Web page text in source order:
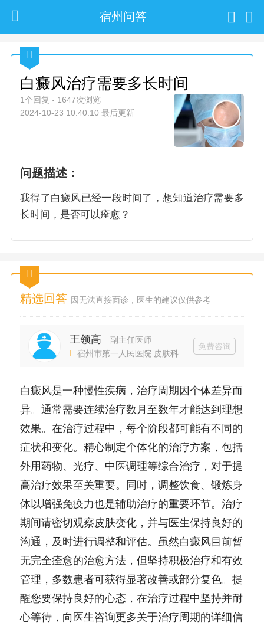
宿州问答
白癜风治疗需要多长时间
1个回复
1647次浏览
2024-10-23 10:40:10 最后更新
问题描述：
我得了白癜风已经一段时间了，想知道治疗需要多
长时间，是否可以痊愈？
精选回答 因无法直接面诊，医生的建议仅供参考
王领高
副主任医师
宿州市第一人民医院 皮肤科
免费咨询
白癜风是一种慢性疾病，治疗周期因个体差异而
异。通常需要连续治疗数月至数年才能达到理想
效果。在治疗过程中，每个阶段都可能有不同的
症状和变化。精心制定个体化的治疗方案，包括
外用药物、光疗、中医调理等综合治疗，对于提
高治疗效果至关重要。同时，调整饮食、锻炼身
体以增强免疫力也是辅助治疗的重要环节。治疗
期间请密切观察皮肤变化，并与医生保持良好的
沟通，及时进行调整和评估。虽然白癜风目前暂
无完全痊愈的治愈方法，但坚持积极治疗和有效
管理，多数患者可获得显著改善或部分复色。提
醒您要保持良好的心态，在治疗过程中坚持并耐
心等待，向医生咨询更多关于治疗周期的详细信